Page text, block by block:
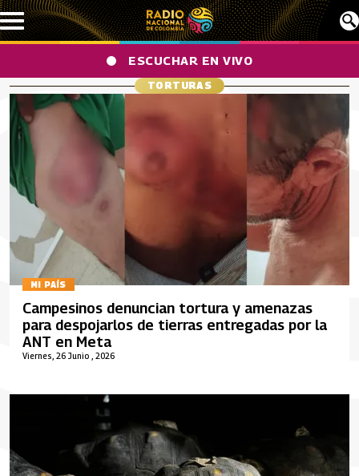
Pasar al contenido principal
ESCUCHAR EN VIVO
TORTURAS
MI PAÍS
Viernes, 26 Junio , 2026
Campesinos denuncian tortura y amenazas
para despojarlos de tierras entregadas por la
ANT en Meta